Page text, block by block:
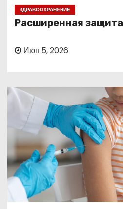
ЗДРАВООХРАНЕНИЕ
Расширенная защита
Июн 5, 2026